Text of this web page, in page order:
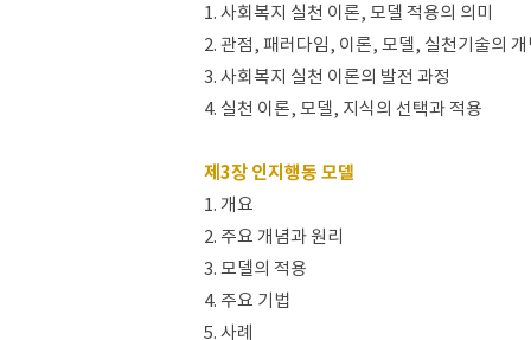
1. 사회복지 실천 이론, 모델 적용의 의미
2. 관점, 패러다임, 이론, 모델, 실천기술의
3. 사회복지 실천 이론의 발전 과정
4. 실천 이론, 모델, 지식의 선택과 적용
제3장 인지행동 모델
1. 개요
2. 주요 개념과 원리
3. 모델의 적용
4. 주요 기법
5. 사례